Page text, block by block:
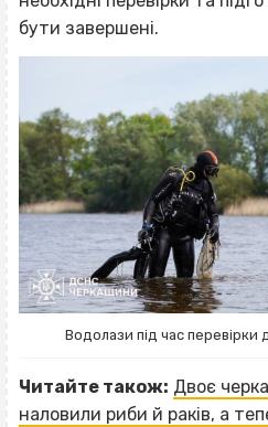
бути завершені.
Водолази під час
Читайте також: Двоє
наловили риби й раків, а